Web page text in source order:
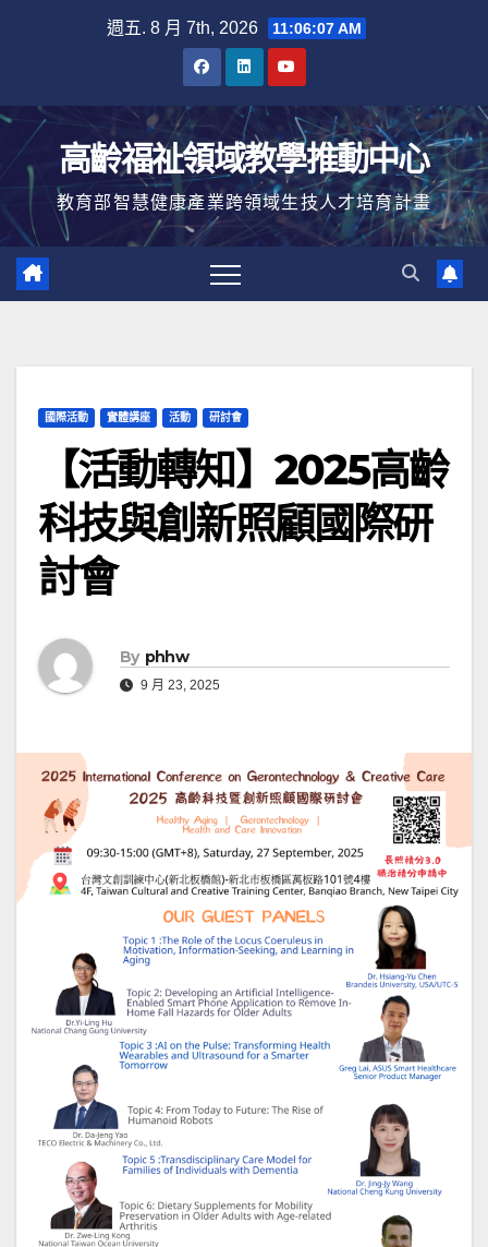
週五. 8 月 7th, 2026 11:06:08 AM
高齡福祉領域教學推動中心
教育部智慧健康產業跨領域生技人才培育計畫
國際活動 實體講座 活動 研討會
【活動轉知】2025高齡
科技與創新照顧國際研
討會
By phhw
9 月 23, 2025